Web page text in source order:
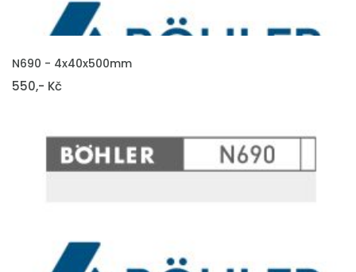
VLOŽIT DO KOŠÍKU
N690 - 4x40x500mm
550,- Kč